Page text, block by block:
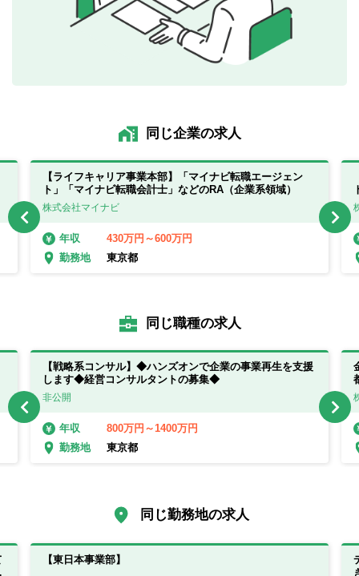
同じ企業の求人
【ライフキャリア事業本部】「マイナビ転職エージェン
ト」「マイナビ転職会計士」などのRA（企業系領域）
株式会社マイナビ
年収
430万円～600万円
勤務地
東京都
同じ職種の求人
【戦略系コンサル】◆ハンズオンで企業の事業再生を支援
します◆経営コンサルタントの募集◆
非公開
年収
800万円～1400万円
勤務地
東京都
同じ勤務地の求人
【東日本事業部】